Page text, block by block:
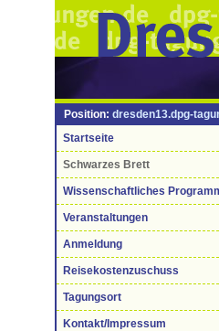
Position: dresden13.dpg-
Startseite
Schwarzes Brett
Wissenschaftliches
Veranstaltungen
Anmeldung
Reisekostenzuschuss
Tagungsort
Kontakt/Impressum